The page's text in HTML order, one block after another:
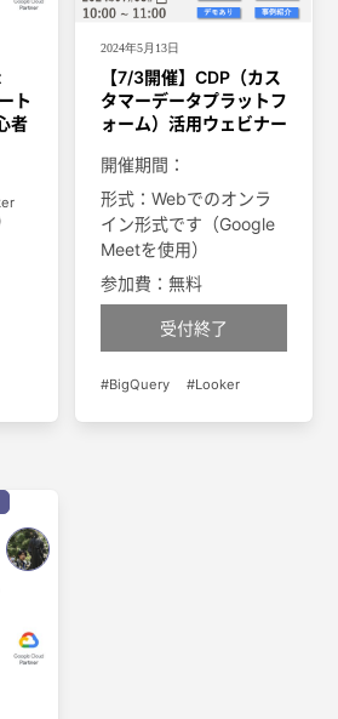
ト
者
2024年5月13日
【7/3開催】CDP（カス
タマーデータプラットフ
ォーム）活用ウェビナー
開催期間：
形式：Webでのオンラ
イン形式です（Google
Meetを使用）
参加費：無料
受付終了
BigQuery Looker